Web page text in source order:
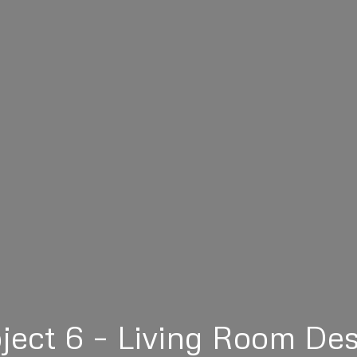
6 – Living Room